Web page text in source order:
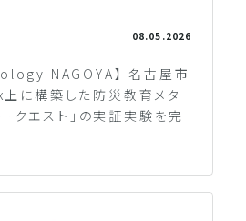
08.05.2026
NAGOYA】 名古屋市
に構築した防災教育メタ
クエスト」の実証実験を完